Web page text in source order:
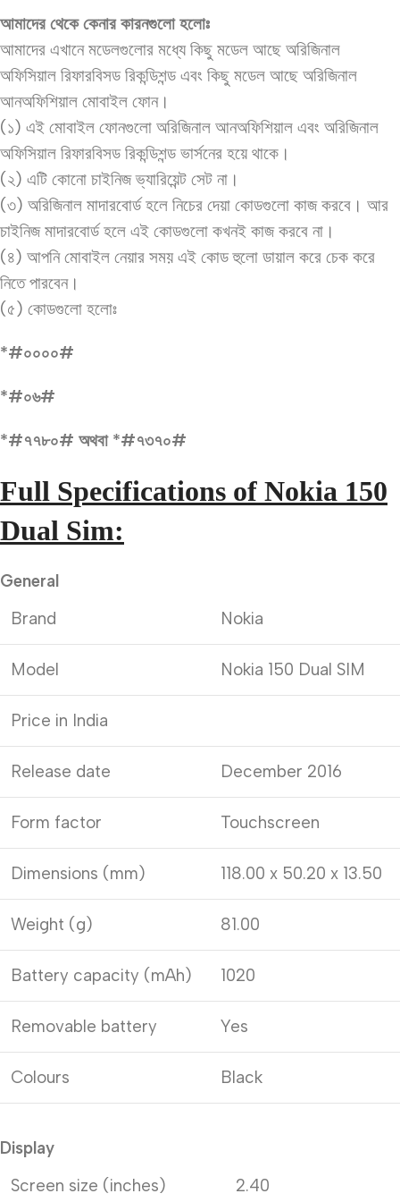
আমাদের থেকে কেনার কারনগুলো হলোঃ
আমাদের এখানে মডেলগুলোর মধ্যে কিছু মডেল আছে অরিজিনাল
অফিসিয়াল রিফারবিসড রিকন্ডিশন্ড এবং কিছু মডেল আছে অরিজিনাল
আনঅফিশিয়াল মোবাইল ফোন।
(১) এই মোবাইল ফোনগুলো অরিজিনাল আনঅফিশিয়াল এবং অরিজিনাল
অফিসিয়াল রিফারবিসড রিকন্ডিশন্ড ভার্সনের হয়ে থাকে।
(২) এটি কোনো চাইনিজ ভ্যারিয়েন্ট সেট না।
(৩) অরিজিনাল মাদারবোর্ড হলে নিচের দেয়া কোডগুলো কাজ করবে। আর
চাইনিজ মাদারবোর্ড হলে এই কোডগুলো কখনই কাজ করবে না।
(৪) আপনি মোবাইল নেয়ার সময় এই কোড হুলো ডায়াল করে চেক করে
নিতে পারবেন।
(৫) কোডগুলো হলোঃ
*#০০০০#
*#০৬#
*#৭৭৮০# অথবা *#৭৩৭০#
Full Specifications of Nokia 150
Dual Sim:
General
Brand
Nokia
Model Nokia 150 Dual SIM
Price in India
Release date December 2016
Form factor Touchscreen
Dimensions (mm) 118.00 x 50.20 x 13.50
Weight (g) 81.00
Battery capacity (mAh) 1020
Removable battery Yes
Colours Black
Display
Screen size (inches)
2.40